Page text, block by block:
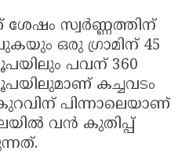
സ്വർണ്ണത്തിന്
ഒരു ഗ്രാമിന് 45
പവന് 360
കച്ചവടം
പിന്നാലെയാണ്
വൻ കുതിപ്പ്